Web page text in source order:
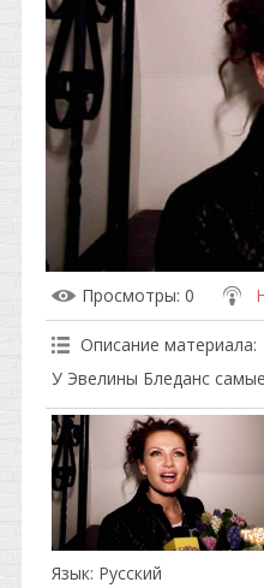
Просмотры: 0
Описание материала:
У Эвелины Бледанс
Язык: Русский